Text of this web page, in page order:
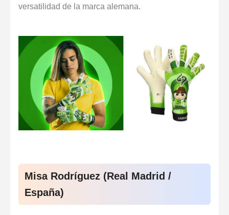
versatilidad de la marca alemana.
Misa Rodríguez (Real Madrid /
España)